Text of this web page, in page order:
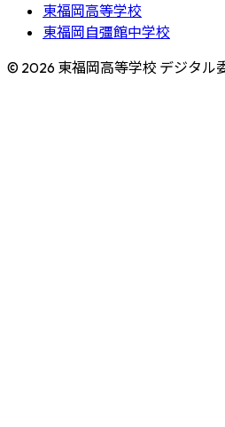
東福岡高等学校
東福岡自彊館中学校
© 2026 東福岡高等学校 デジタル